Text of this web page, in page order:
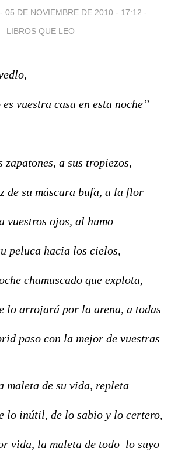
05 DE NOVIEMBRE DE 2010 - 17:12 -
LIBROS QUE LEO
vuestra casa en esta noche”
zapatones, a sus tropiezos,
de su máscara bufa, a la flor
vuestros ojos, al humo
peluca hacia los cielos,
chamuscado que explota,
lo arrojará por la arena, a todas
paso con la mejor de vuestras
maleta de su vida, repleta
lo inútil, de lo sabio y lo certero,
vida, la maleta de todo lo suyo